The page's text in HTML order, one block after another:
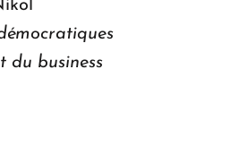
du business